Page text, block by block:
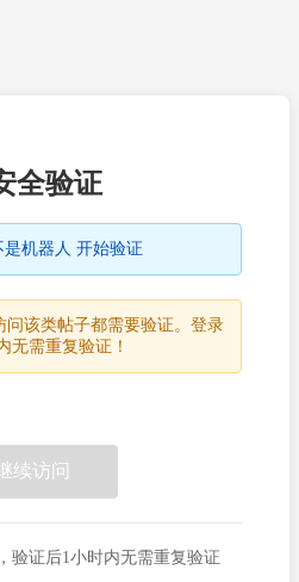
全验证
机器人 开始验证
问该类帖子都需要验证。登录
无需重复验证！
续访问
验证后1小时内无需重复验证